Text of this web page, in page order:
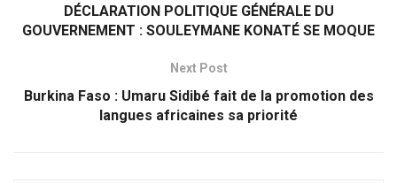
DÉCLARATION POLITIQUE GÉNÉRALE DU
GOUVERNEMENT : SOULEYMANE KONATÉ SE MOQUE
Next Post
Burkina Faso : Umaru Sidibé fait de la promotion des
langues africaines sa priorité